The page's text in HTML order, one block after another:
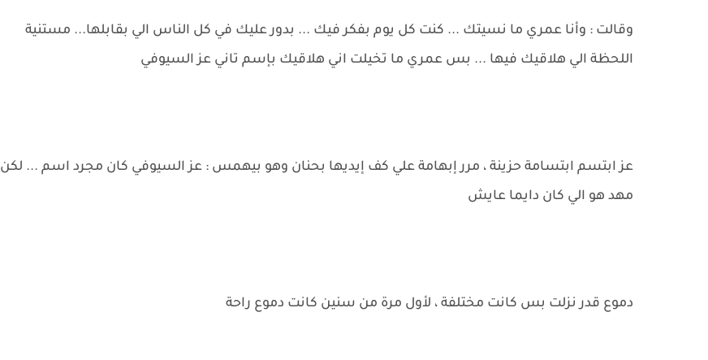
وقالت : وأنا عمري ما نسيتك ... كنت كل يوم بفكر فيك ... بدور عليك في كل الناس الي بقابلها... مستنية
اللحظة الي هلاقيك فيها ... بس عمري ما تخيلت اني هلاقيك بإسم تاني عز السيوفي
عز ابتسم ابتسامة حزينة ، مرر إبهامة علي كف إيديها بحنان وهو بيهمس : عز السيوفي كان مجرد اسم ... لكن
مهد هو الي كان دايما عايش
دموع قدر نزلت بس كانت مختلفة ، لأول مرة من سنين كانت دموع راحة